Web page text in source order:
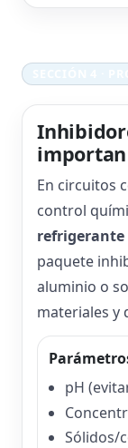
En circuitos
control
refrigerante
paquete
aluminio o
materiales y
pH
Sólidos/